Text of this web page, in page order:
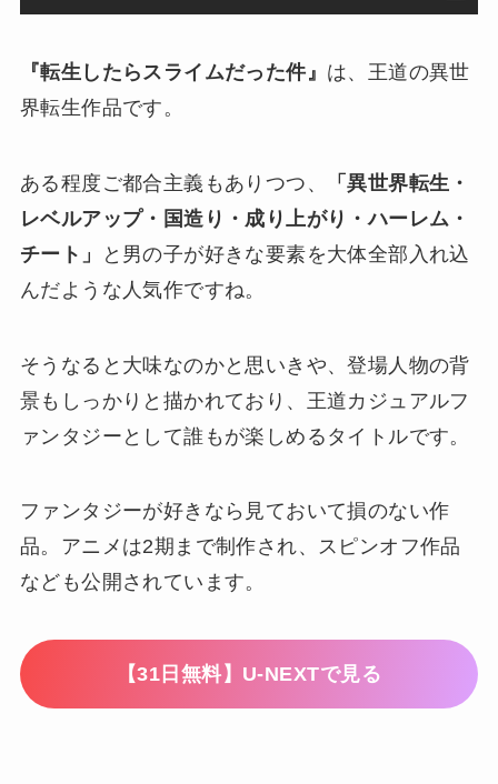
『転生したらスライムだった件』 は、王道の異世
界転生作品です。
ある程度ご都合主義もありつつ、
「異世界転生・
レベルアップ・国造り・成り上がり・ハーレム・
チート」
と男の子が好きな要素を大体全部入れ込
んだような人気作ですね。
そうなると大味なのかと思いきや、登場人物の背
景もしっかりと描かれており、王道カジュアルフ
ァンタジーとして誰もが楽しめるタイトルです。
ファンタジーが好きなら見ておいて損のない作
品。アニメは2期まで制作され、スピンオフ作品
なども公開されています。
【31日無料】U-NEXTで見る